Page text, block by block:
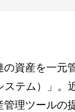
の資産を一元
ステム）」。
理ツールの